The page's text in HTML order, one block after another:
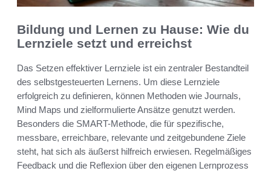
Bildung und Lernen zu Hause: Wie du
Lernziele setzt und erreichst
Das Setzen effektiver Lernziele ist ein zentraler Bestandteil
des selbstgesteuerten Lernens. Um diese Lernziele
erfolgreich zu definieren, können Methoden wie Journals,
Mind Maps und zielformulierte Ansätze genutzt werden.
Besonders die SMART-Methode, die für spezifische,
messbare, erreichbare, relevante und zeitgebundene Ziele
steht, hat sich als äußerst hilfreich erwiesen. Regelmäßiges
Feedback und die Reflexion über den eigenen Lernprozess